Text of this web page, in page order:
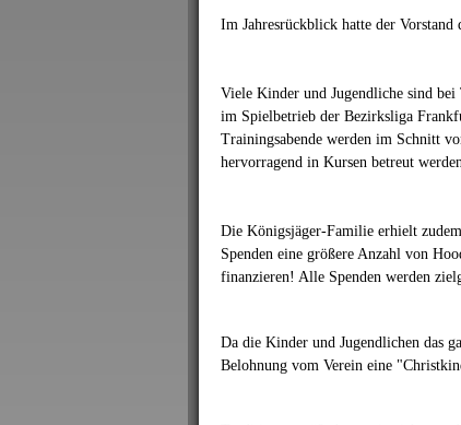
Im Jahresrückblick hatte der Vorstand
Viele Kinder und Jugendliche sind
im Spielbetrieb der Bezirksliga
Trainingsabende werden im Schnitt
hervorragend in Kursen betreut werden.
Die Königsjäger-Familie erhielt
Spenden eine größere Anzahl von
finanzieren! Alle Spenden werden
Da die Kinder und Jugendlichen das
Belohnung vom Verein eine